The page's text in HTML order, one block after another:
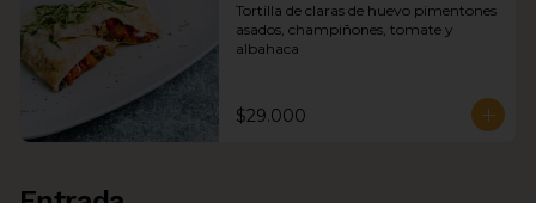
Tortilla de claras de huevo pimentones
asados, champiñones, tomate y
albahaca
$29.000